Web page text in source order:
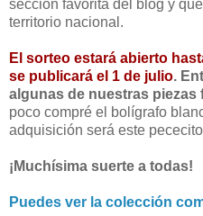
sección favorita del blog y
territorio nacional.
El sorteo estará abierto
se publicará el 1 de julio.
algunas de nuestras piezas
poco compré el bolígrafo
adquisición será este
¡Muchísima suerte a todas!
Puedes ver la colección